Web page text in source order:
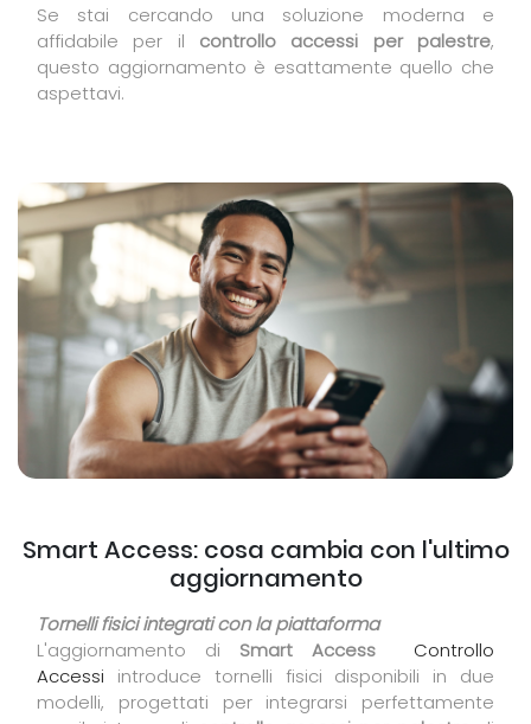
Se stai cercando una soluzione moderna e
affidabile per il controllo accessi per palestre,
questo aggiornamento è esattamente quello che
aspettavi.
Smart Access: cosa cambia con l'ultimo
aggiornamento
Tornelli fisici integrati con la piattaforma
L'aggiornamento di Smart Access
Controllo
Accessi introduce tornelli fisici disponibili in due
modelli, progettati per integrarsi perfettamente